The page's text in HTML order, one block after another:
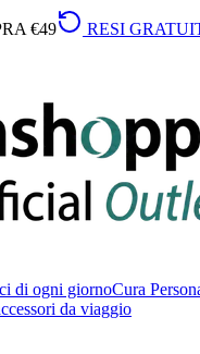
€49 RESI
di ogni giornoCura
da viaggio